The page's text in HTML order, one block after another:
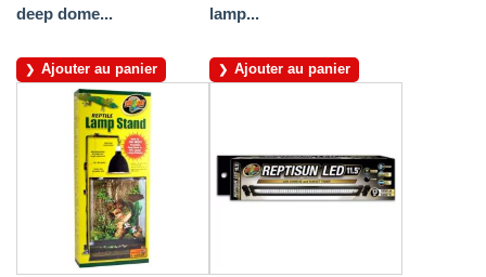
deep dome...
Ajouter au panier
lamp...
Ajouter au panier